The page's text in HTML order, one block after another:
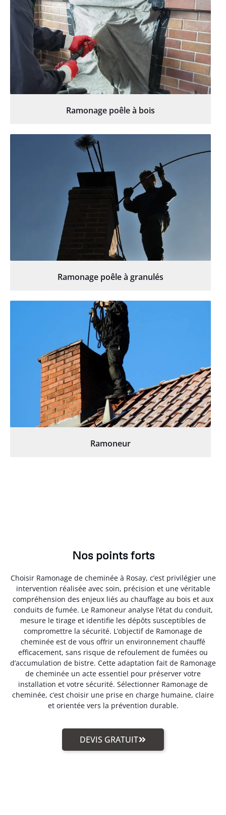
Ramonage poêle à bois
Ramonage poêle à granulés
Ramoneur
Nos points forts
Choisir Ramonage de cheminée à Rosay, c’est privilégier une
intervention réalisée avec soin, précision et une véritable
compréhension des enjeux liés au chauffage au bois et aux
conduits de fumée. Le Ramoneur analyse l’état du conduit,
mesure le tirage et identifie les dépôts susceptibles de
compromettre la sécurité. L’objectif de Ramonage de
cheminée est de vous offrir un environnement chauffé
efficacement, sans risque de refoulement de fumées ou
d’accumulation de bistre. Cette adaptation fait de Ramonage
de cheminée un acte essentiel pour préserver votre
installation et votre sécurité. Sélectionner Ramonage de
cheminée, c’est choisir une prise en charge humaine, claire
et orientée vers la prévention durable.
DEVIS GRATUIT